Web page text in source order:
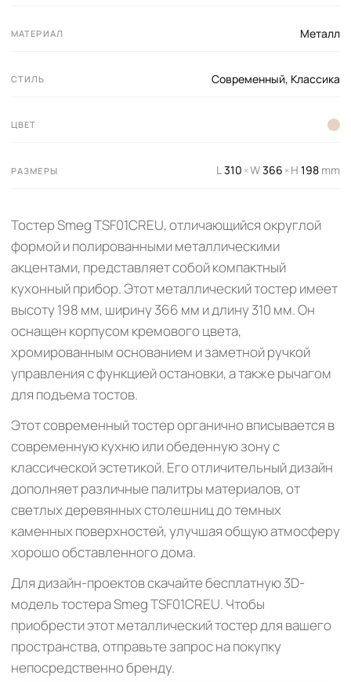
МАТЕРИАЛ Металл
СТИЛЬ Современный, Классика
ЦВЕТ
РАЗМЕРЫ L310 ×W366 ×H 198 mm
Тостер Smeg TSF01CREU, отличающийся округлой
формой и полированными металлическими
акцентами, представляет собой компактный
кухонный прибор. Этот металлический тостер имеет
высоту 198 мм, ширину 366 мм и длину 310 мм. Он
оснащен корпусом кремового цвета,
хромированным основанием и заметной ручкой
управления с функцией остановки, а также рычагом
для подъема тостов.
Этот современный тостер органично вписывается в
современную кухню или обеденную зону с
классической эстетикой. Его отличительный дизайн
дополняет различные палитры материалов, от
светлых деревянных столешниц до темных
каменных поверхностей, улучшая общую атмосферу
хорошо обставленного дома.
Для дизайн-проектов скачайте бесплатную 3D-
модель тостера Smeg TSF01CREU. Чтобы
приобрести этот металлический тостер для вашего
пространства, отправьте запрос на покупку
непосредственно бренду.